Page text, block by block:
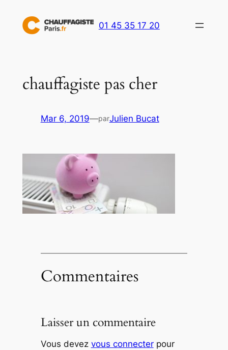
contenu
01 45 35 17 20
chauffagiste pas cher
Mar 6, 2019—parJulien Bucat
Commentaires
Laisser un commentaire
Vous devez vous connecterpour